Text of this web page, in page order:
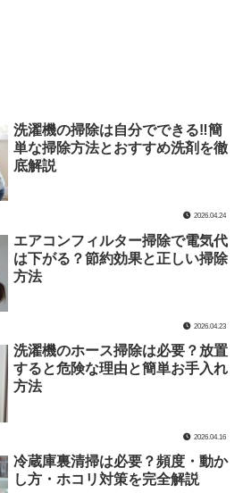
洗濯機の掃除は自分でできる‼簡
単な掃除方法とおすすめ洗剤を徹
底解説
2026.04.24
エアコンフィルター掃除で電気代
は下がる？節約効果と正しい掃除
方法
2026.04.23
洗濯機のホース掃除は必要？放置
すると危険な理由と簡単お手入れ
方法
2026.04.16
冷蔵庫裏清掃は必要？頻度・動か
し方・ホコリ対策を完全解説